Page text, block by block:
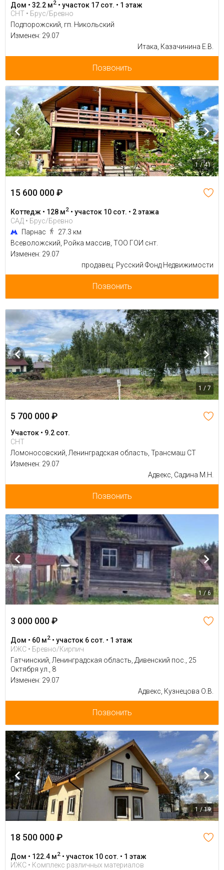
Дом • 32.2 м2 • участок 17 сот. • 1 этаж
СНТ • Брус/Бревно
Подпорожский, гп. Никольский
Изменен: 29.07
Итака, Казачинина Е.В.
Позвонить
1 / 41
15 600 000 ₽
Коттедж • 128 м2 • участок 10 сот. • 2 этажа
САД • Брус/Бревно
Парнас
27.3 км
Всеволожский, Ройка массив, ТОО ГОИ снт.
Изменен: 29.07
продавец: Русский Фонд Недвижимости
Позвонить
1 / 7
5 700 000 ₽
Участок • 9.2 сот.
СНТ
Ломоносовский, Ленинградская область, Трансмаш СТ
Изменен: 29.07
Адвекс, Садина М.Н.
Позвонить
1 / 6
3 000 000 ₽
Дом • 60 м2 • участок 6 сот. • 1 этаж
ИЖС • Бревно/Кирпич
Гатчинский, Ленинградская область, Дивенский пос., 25
Октября ул., 8
Изменен: 29.07
Адвекс, Кузнецова О.В.
Позвонить
1 / 19
18 500 000 ₽
Дом • 122.4 м2 • участок 10 сот. • 1 этаж
ИЖС • Комплекс различных материалов